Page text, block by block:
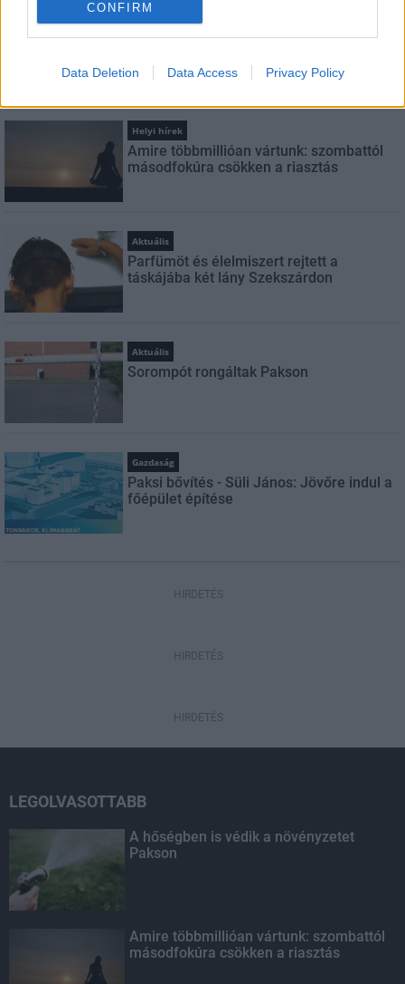
CONFIRM
Data Deletion Data Access Privacy Policy
A hőségben is védik a növényzetet
Helyi hírek
Amire többmillióan vártunk: szombattól
másodfokúra csökken a riasztás
Aktuális
Parfümöt és élelmiszert rejtett a
táskájába két lány Szekszárdon
Aktuális
Sorompót rongáltak Pakson
Gazdaság
Paksi bővítés - Süli János: Jövőre indul a
főépület építése
HIRDETÉS
HIRDETÉS
HIRDETÉS
LEGOLVASOTTABB
A hőségben is védik a növényzetet
Pakson
Amire többmillióan vártunk: szombattól
másodfokúra csökken a riasztás